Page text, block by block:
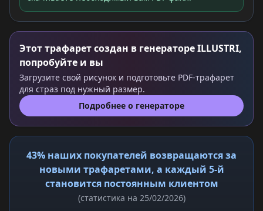
Этот трафарет создан в генераторе ILLUSTRI,
попробуйте и вы
Загрузите свой рисунок и подготовьте PDF-трафарет
для страз под нужный размер.
Подробнее о генераторе
43% наших покупателей возвращаются за
новыми трафаретами, а каждый 5-й
становится постоянным клиентом
(статистика на 25/02/2026)